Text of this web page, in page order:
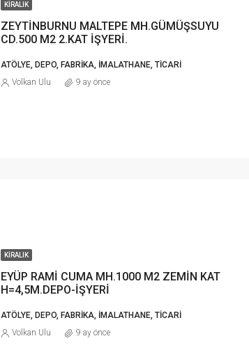
KIRALIK
ZEYTİNBURNU MALTEPE MH.GÜMÜŞSUYU
CD.500 M2 2.KAT İŞYERİ.
ATÖLYE, DEPO, FABRIKA, İMALATHANE, TICARI
Volkan Ulu 9 ay önce
KIRALIK
EYÜP RAMİ CUMA MH.1000 M2 ZEMİN KAT
H=4,5M.DEPO-İŞYERİ
ATÖLYE, DEPO, FABRIKA, İMALATHANE, TICARI
Volkan Ulu 9 ay önce